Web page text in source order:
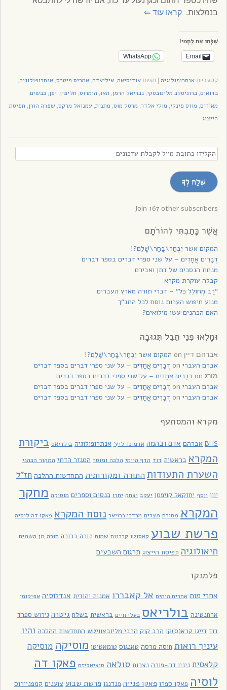
בנמלצות.קראו עוד⇐
שַׁלְּחוּ אֶת לַחְמִי!
Email
WhatsApp
קטגוריותאנתרופולוגיה |תגיותאודיסיאה,איליאדה,אמריס פיטרס,אנתרופולוגיה,
בדואים,ברוניסלב מלינובסקי,גבריאל הרמן, האוּ, הומרוס, חליפין, יפן, כבשים,
מאוֹרים, מוזס פינלי, מולי אלדר, מרסל מוֹס, מתנות, עמנואל מרקס, שפרה הורן, תפיסת
הייצוג
הקלידו
כתובת
מייל
לקבלת
עדכונים
שְׁלַח לְךָ
Join 167 other subscribers
אֲשֶׁר כָּתַבְתִּי לְהוֹרֹתָם
המקום אשר יִבְחַר\בָּחַר\שָׁלֵם?!
דְבָרִים אֲחָדִים – על שני ספרי דברים בספר דברים
מנחת הנסכים של דתן ואבירם
קבלה עוקרת מקרא
“רַב מְחוֹלֵל כֹּל” – דברי תורה מארץ העברים
מנוע חיפוש הערות נוסח לכל התנ”ך
האם הכהנים עשו מילואים?
וּמָלְאוּ פְנֵי תֵבֵל תְּגוּבָה
אברהם דיין
המקום אשר יִבְחַר\בָּחַר\שָׁלֵם?!
אברם העברי
דְבָרִים אֲחָדִים – על שני ספרי דברים בספר דברים
מורג
דְבָרִים אֲחָדִים – על שני ספרי דברים בספר דברים
אברם העברי
דְבָרִים אֲחָדִים – על שני ספרי דברים בספר דברים
אברם העברי
דְבָרִים אֲחָדִים – על שני ספרי דברים בספר דברים
מקרא והמסתעף
BHS אברהם אדם ובהמה אדמונד ליץ' אנתרופולוגיה בולריאס ביקורת
המקרא בראשית דוד הדף היומי הלכה ומוסר המגזר הדתי המקור הכהני
השערת התעודות התורה ומקורותיה התחדשות ההלכה חז"ל
יוון יוסף יחזקאל קויפמן יעקב יצחק יתרו כנסים וספרים מוסיקה מחקר
המקרא מסורת מצרים מרדכי ברויאר נוסח המקרא פאקו דה לוסיה
פרשת שבוע קאסוטו קרבנות שמות תורה ברורה תורה מן השמים
תיאולוגיה תפיסת הייצוג תרגום השבעים
פלמנקו
אחרי מות אחרית הימים אל קאבררו אמנות יהודית אנדלוסיה אפיקומן
ארחנטינה בולריאס בעלי חיים בראשית בשלח גיטרה גירוש ספרד
דוד דייגו קרא(ס)קו הרב קוק הרבי מליובאוויטש התחדשות ההלכה והיו
עיניך רואות חוסה מרסה טאנגוס טומאטיטו מוסיקה מוסיקה
קלאסית ניניו דה-פורה נצרות סולאה סוציאליזם פאקו דה
לוסיה פאקו ספרו פאקו פנייה פנדנגו פרשת שבוע צוענים קמפניירוס